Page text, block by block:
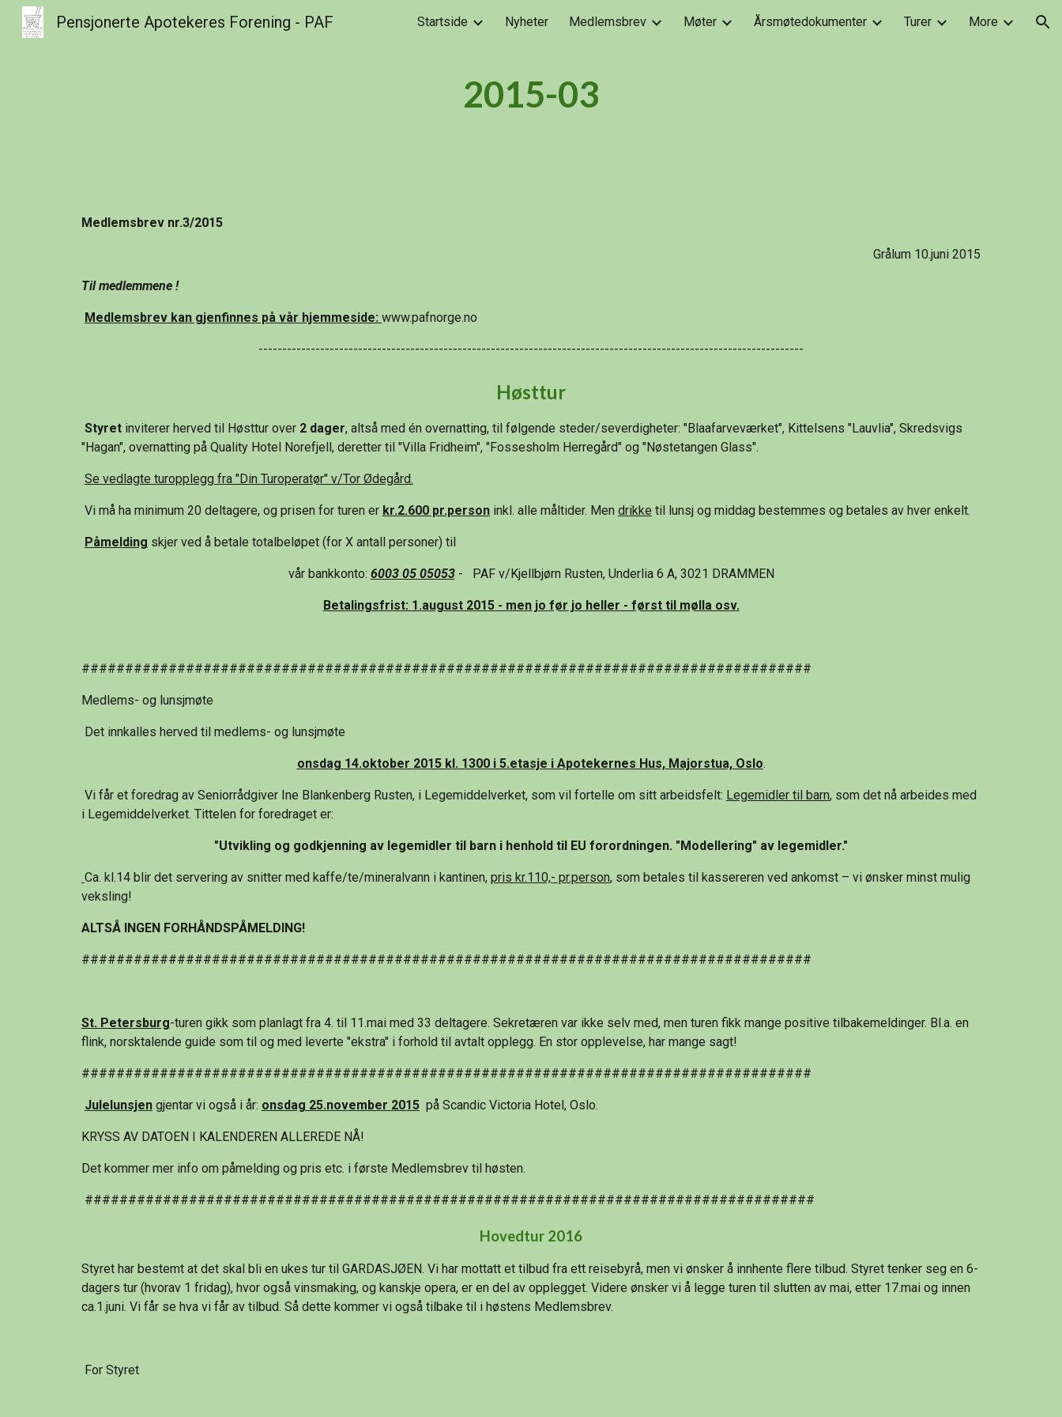
Skip to main content Skip to navigation
Pensjonerte Apotekeres Forening - PAF Startside Nyheter Medlemsbrev Møter Årsmøtedokumenter Turer More
2015-03
Medlemsbrev nr.3/2015
Grålum 10.juni 2015
Til medlemmene !
Medlemsbrev kan gjenfinnes på vår hjemmeside: www.pafnorge.no
-------------------------------------------------------------------------------------------------------------------
Høsttur
Styret inviterer herved til Høsttur over 2 dager, altså med én overnatting, til følgende steder/severdigheter: "Blaafarveværket", Kittelsens "Lauvlia", Skredsvigs
"Hagan", overnatting på Quality Hotel Norefjell, deretter til "Villa Fridheim", "Fossesholm Herregård" og "Nøstetangen Glass".
Se vedlagte turopplegg fra "Din Turoperatør" v/Tor Ødegård.
Vi må ha minimum 20 deltagere, og prisen for turen er kr.2.600 pr.person inkl. alle måltider. Men drikke til lunsj og middag bestemmes og betales av hver enkelt.
Påmelding skjer ved å betale totalbeløpet (for X antall personer) til
vår bankkonto: 6003 05 05053 -   PAF v/Kjellbjørn Rusten, Underlia 6 A, 3021 DRAMMEN
Betalingsfrist: 1.august 2015 - men jo før jo heller - først til mølla osv.
####################################################################################
Medlems- og lunsjmøte
Det innkalles herved til medlems- og lunsjmøte
onsdag 14.oktober 2015 kl. 1300 i 5.etasje i Apotekernes Hus, Majorstua, Oslo.
Vi får et foredrag av Seniorrådgiver Ine Blankenberg Rusten, i Legemiddelverket, som vil fortelle om sitt arbeidsfelt: Legemidler til barn, som det nå arbeides med
i Legemiddelverket. Tittelen for foredraget er:
"Utvikling og godkjenning av legemidler til barn i henhold til EU forordningen. "Modellering" av legemidler."
Ca. kl.14 blir det servering av snitter med kaffe/te/mineralvann i kantinen, pris kr.110,- pr.person, som betales til kassereren ved ankomst – vi ønsker minst mulig
veksling!
ALTSÅ INGEN FORHÅNDSPÅMELDING!
####################################################################################
St. Petersburg-turen gikk som planlagt fra 4. til 11.mai med 33 deltagere. Sekretæren var ikke selv med, men turen fikk mange positive tilbakemeldinger. Bl.a. en
flink, norsktalende guide som til og med leverte "ekstra" i forhold til avtalt opplegg. En stor opplevelse, har mange sagt!
####################################################################################
Julelunsjen gjentar vi også i år: onsdag 25.november 2015
  på Scandic Victoria Hotel, Oslo.
KRYSS AV DATOEN I KALENDEREN ALLEREDE NÅ!
Det kommer mer info om påmelding og pris etc. i første Medlemsbrev til høsten.
####################################################################################
Hovedtur 2016
Styret har bestemt at det skal bli en ukes tur til GARDASJØEN. Vi har mottatt et tilbud fra ett reisebyrå, men vi ønsker å innhente flere tilbud. Styret tenker seg en 6-
dagers tur (hvorav 1 fridag), hvor også vinsmaking, og kanskje opera, er en del av opplegget. Videre ønsker vi å legge turen til slutten av mai, etter 17.mai og innen
ca.1.juni. Vi får se hva vi får av tilbud. Så dette kommer vi også tilbake til i høstens Medlemsbrev.
For Styret